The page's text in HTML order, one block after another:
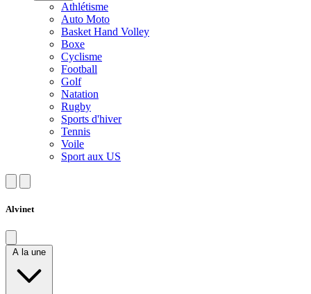
Athlétisme
Auto Moto
Basket Hand Volley
Boxe
Cyclisme
Football
Golf
Natation
Rugby
Sports d'hiver
Tennis
Voile
Sport aux US
Alvinet
A la une